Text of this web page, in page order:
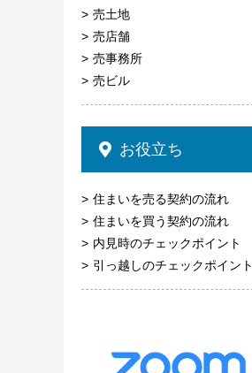
売土地
売店舗
売事務所
売ビル
お役立ち
住まいを売る契約の流れ
住まいを買う契約の流れ
内見時のチェックポイント
引っ越しのチェックポイント